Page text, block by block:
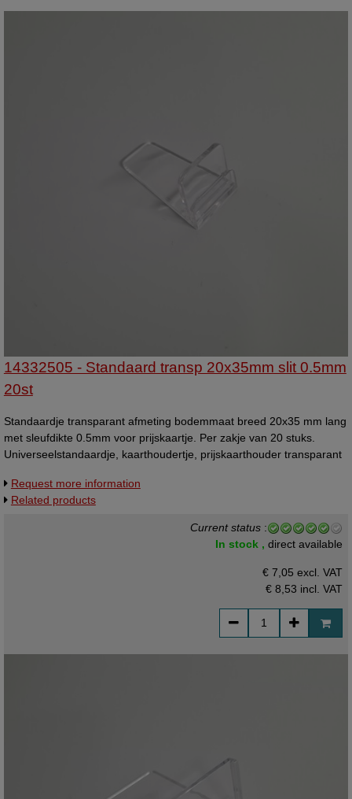
14332505 - Standaard transp 20x35mm slit 0.5mm
20st
Standaardje transparant afmeting bodemmaat breed 20x35 mm lang
met sleufdikte 0.5mm voor prijskaartje. Per zakje van 20 stuks.
Universeelstandaardje, kaarthoudertje, prijskaarthouder transparant
Request more information
Related products
Current status :
In stock ,direct available
€ 7,05 excl. VAT
€ 8,53 incl. VAT